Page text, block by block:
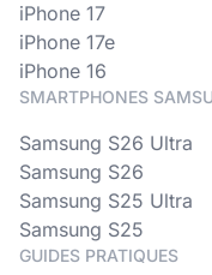
iPhone 17
iPhone 17e
iPhone 16
SMARTPHONES
Samsung S26 Ultra
Samsung S26
Samsung S25 Ultra
Samsung S25
GUIDES PRATIQUES